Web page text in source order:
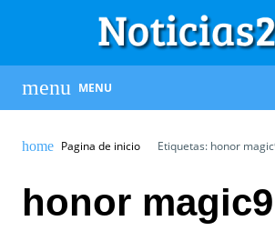
MENU
Pagina de inicio Etiquetas: honor
honor magic9